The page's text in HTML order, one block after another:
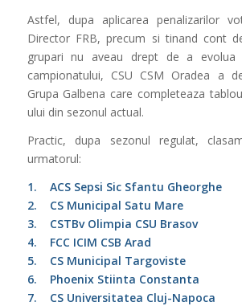
Astfel, dupa aplicarea penalizarilor
Director FRB, precum si tinand cont
grupari nu aveau drept de a
campionatului, CSU CSM Oradea a
Grupa Galbena care completeaza
ului din sezonul actual.
Practic, dupa sezonul regulat,
urmatorul:
1. ACS Sepsi Sic Sfantu Gheorghe
2. CS Municipal Satu Mare
3. CSTBv Olimpia CSU Brasov
4. FCC ICIM CSB Arad
5. CS Municipal Targoviste
6. Phoenix Stiinta Constanta
7. CS Universitatea Cluj-Napoca